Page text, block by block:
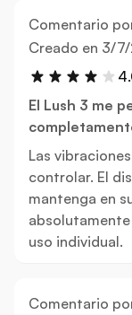
Comentario
Creado en 3
3/7/
El Lush 3 me
Las
controlar. El
mantenga en
uso individual.
Comentario